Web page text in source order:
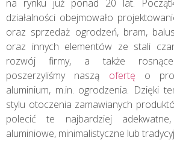
na rynku już ponad 20 lat.
działalności obejmowało
oraz sprzedaż ogrodzeń, bram,
oraz innych elementów ze stali
rozwój firmy, a także rosnące
poszerzyliśmy naszą ofertę o
aluminium, m.in. ogrodzenia. Dzięki
stylu otoczenia zamawianych
polecić te najbardziej
aluminiowe, minimalistyczne lub